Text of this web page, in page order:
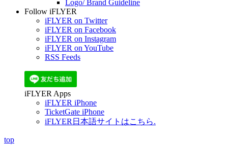
Logo/ Brand Guideline
Follow iFLYER
iFLYER on Twitter
iFLYER on Facebook
iFLYER on Instagram
iFLYER on YouTube
RSS Feeds
iFLYER Apps
iFLYER iPhone
TicketGate iPhone
iFLYER日本語サイトはこちら.
top